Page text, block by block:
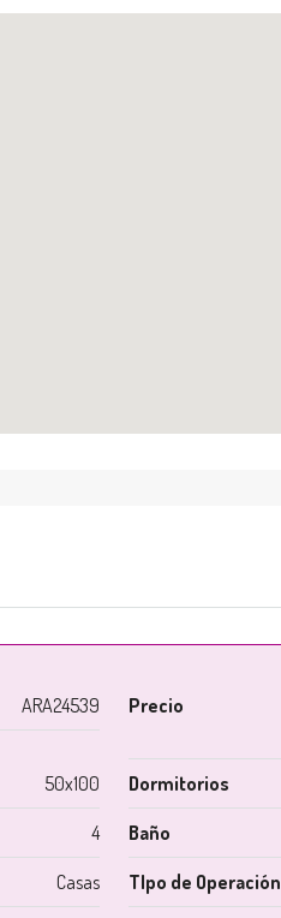
ARA24539 Precio
50x100 Dormitorios
4 Baño
Casas TIpo de Operación